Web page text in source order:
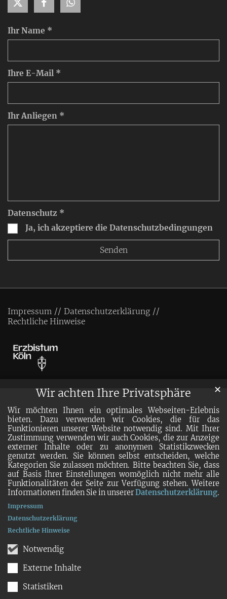
Wir achten Ihre Privatsphäre
Wir möchten Ihnen ein optimales Webseiten-Erlebnis
bieten. Dazu verwenden wir Cookies, die für das
Funktionieren unserer Website notwendig sind. Mit Ihrer
Zustimmung verwenden wir auch Cookies, die zur Anzeige
externer Inhalte oder zu anonymen Statistikzwecken
genutzt werden. Sie können selbst entscheiden, welche
Kategorien Sie zulassen möchten. Bitte beachten Sie, dass
auf Basis Ihrer Einstellungen womöglich nicht mehr alle
Funktionalitäten der Seite zur Verfügung stehen. Weitere
Informationen finden Sie in unsererDatenschutzerklärung.
Notwendig
Externe Inhalte
Statistiken
✕
Impressum
Datenschutzerklärung
Rechtliche Hinweise
Ihr Name *
Ihre E-Mail *
Ihr Anliegen *
Datenschutz *
Ja, ich akzeptiere die Datenschutzbedingungen
Impressum
Datenschutzerklärung
Rechtliche Hinweise